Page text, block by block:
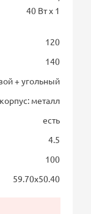
40 Вт х 1
120
140
+ угольный
корпус: металл
есть
4.5
100
59.70х50.40